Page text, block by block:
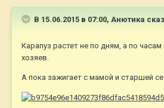
В 15.06.2015 в 07:00, Анютика
Карапуз растет не по дням, а по
хозяев.
А пока зажигает с мамой и старшей